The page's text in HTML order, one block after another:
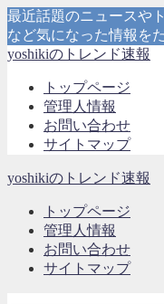
最近話題のニュースや
など気になった情報を
yoshikiのトレンド速報
トップページ
管理人情報
お問い合わせ
サイトマップ
yoshikiのトレンド速報
トップページ
管理人情報
お問い合わせ
サイトマップ